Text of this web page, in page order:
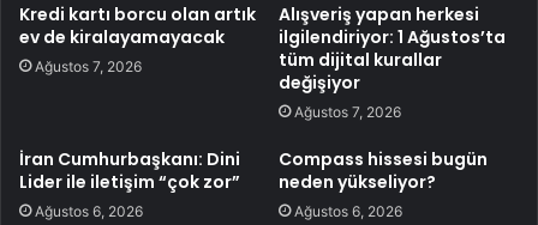
Kredi kartı borcu olan artık
ev de kiralayamayacak
Ağustos 7, 2026
Alışveriş yapan herkesi
ilgilendiriyor: 1 Ağustos’ta
tüm dijital kurallar
değişiyor
Ağustos 7, 2026
İran Cumhurbaşkanı: Dini
Lider ile iletişim “çok zor”
Ağustos 6, 2026
Compass hissesi bugün
neden yükseliyor?
Ağustos 6, 2026